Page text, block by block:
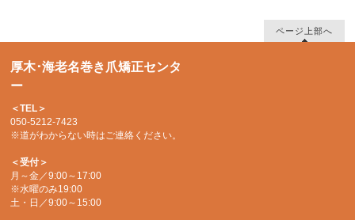
ページ上部へ
厚木･海老名巻き爪矯正センタ
ー
＜TEL＞
050-5212-7423
※道がわからない時はご連絡ください。
＜受付＞
月～金／9:00～17:00
※水曜のみ19:00
土・日／9:00～15:00